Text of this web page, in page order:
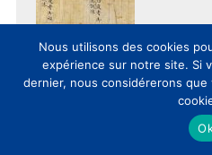
lieux de
dans le
posté le 13
Nous utilisons des cookies
expérience sur notre site. Si
dernier, nous considérerons